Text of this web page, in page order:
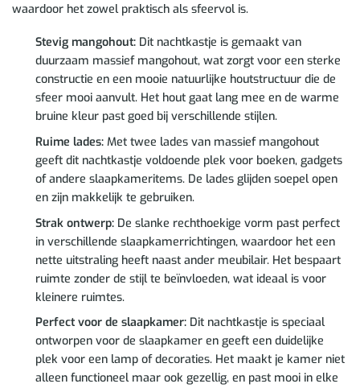
waardoor het zowel praktisch als sfeervol is.
Stevig mangohout:Dit nachtkastje is gemaakt van
duurzaam massief mangohout, wat zorgt voor een sterke
constructie en een mooie natuurlijke houtstructuur die de
sfeer mooi aanvult. Het hout gaat lang mee en de warme
bruine kleur past goed bij verschillende stijlen.
Ruime lades:Met twee lades van massief mangohout
geeft dit nachtkastje voldoende plek voor boeken, gadgets
of andere slaapkameritems. De lades glijden soepel open
en zijn makkelijk te gebruiken.
Strak ontwerp:De slanke rechthoekige vorm past perfect
in verschillende slaapkamerrichtingen, waardoor het een
nette uitstraling heeft naast ander meubilair. Het bespaart
ruimte zonder de stijl te beïnvloeden, wat ideaal is voor
kleinere ruimtes.
Perfect voor de slaapkamer:Dit nachtkastje is speciaal
ontworpen voor de slaapkamer en geeft een duidelijke
plek voor een lamp of decoraties. Het maakt je kamer niet
alleen functioneel maar ook gezellig, en past mooi in elke